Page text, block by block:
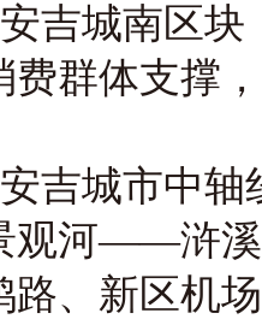
城南区块
费群体支撑
城市中轴
观河——浒
路、新区机